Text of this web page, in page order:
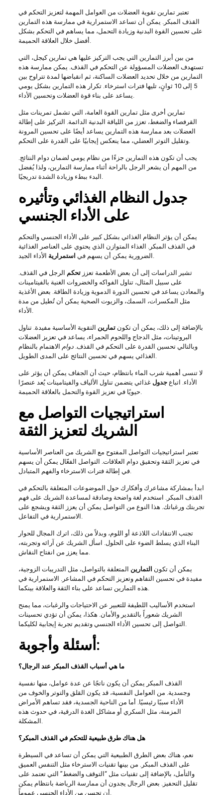
تعتبر تمارين تقوية العضلات من العوامل المهمة لتعزيز التحكم في
القذف المبكر. يمكن أن تساعد الاستمرارية في ممارسة هذه التمارين
على تحسين القوة البدنية وزيادة التحمل، مما يساهم في التحكم بشكل
أفضل خلال العلاقة الحميمة.
من بين أبرز التمارين التي يجب التركيز عليها هي تمارين كيجل، التي
تستهدف العضلات المسؤولة عن التحكم في القذف. يمكن ممارسة هذه
التمارين من خلال تحديد العضلات الساكنة، ثم انقباضها لمدة تتراوح بين
5 إلى 10 ثوانٍ، تليها فترات استرخاء. تكرار هذه التمارين بشكل يومي
يساعد على بناء قوة العضلات وتحسين الأداء.
تمارين أخرى مثل تمارين القوة العامة، التي تشمل تمرينات مثل
القرفصاء والضغط، تعزز من اللياقة البدنية الدائمة. التركيز على إطالة
العضلات بعد ممارسة هذه التمارين يساعد أيضًا على تحسين المرونة
وتقليل التوتر العضلي، مما ينعكس إيجابيًا على القدرة على التحكم.
يجب أن تكون هذه التمارين جزءًا من نظام يومي لضمان دوام النتائج.
من المهم أن يشعر الرجل بالراحة أثناء ممارسة التمارين، ولذا يُفضل
البدء ببطء وزيادة الشدة تدريجيًا.
جدول النظام الغذائي وتأثيره
على الأداء الجنسي
يمكن أن يؤثر النظام الغذائي بشكل كبير على الأداء الجنسي والتحكم
في القذف المبكر. الغذاء المتوازن الذي يحتوي على العناصر الغذائية
الضرورية يمكن أن يسهم في استمرارية الأداء الجيد.
تشير الدراسات إلى أن بعض الأطعمة تعززتحكم الرجل في القذف.
على سبيل المثال، تناول الفواكه والخضروات الغنية بالفيتامينات
والمعادن يساعد في تحسين الدورة الدموية وزيادة الطاقة. بعض الأغذية
مثل المكسرات، السمك، والزيوت الصحية يمكن أن تُطيل من مدة
الأداء.
بالإضافة إلى ذلك، يمكن أن تكونتمارين التقوية الأساسية مفيدة. تناول
البروتينات، مثل الدجاج واللحوم الحمراء، يساعد في تعزيز العضلات
وبالتالي تحسين القدرة على التحكم في القذف.دوام الاهتمام بالنظام
الغذائي يسهم في تحسين النتائج على المدى الطويل.
لا تنسى أهمية شرب الماء بانتظام، حيث أن الجفاف يمكن أن يؤثر على
الأداء. اتباعجدول غذائي يتضمن تناول الألياف والفيتامينات يُعد عنصرًا
حيويًا في تعزيز القوة والتحمل بالعلاقة الحميمة.
استراتيجيات التواصل مع
الشريك لتعزيز الثقة
تعتبر استراتيجيات التواصل المفتوح مع الشريك من العناصر الأساسية
في تعزيز الثقة وتحقيق دوام العلاقات. التواصل الفعّال يمكن أن يسهم
في إطالة فترات الاسترخاء والفهم المتبادل.
ابدأ بمشاركة مشاعرك وأفكارك حول الموضوعات المتعلقة بالتحكم في
القذف المبكر. استخدم لغة واضحة وصادقة لمساعدة الشريك على فهم
تجربتك ورغباتك. هذا النوع من التواصل يمكن أن يعزز الثقة ويشجع على
الاستمرارية في التفاعل.
تجنب الانتقادات اللاذعة أو اللوم، وبدلاً من ذلك، اترك المجال للحوار
البناء الذي يسلط الضوء على الحلول. اسأل الشريك عن آرائه وتجربته،
مما يعزز من انفتاح النقاش.
يمكن أن تكون التمارين المتعلقة بالتواصل، مثل التدريبات الزوجية،
مفيدة في تحسين التفاهم وتعزيز التحكم في المشاعر. الاستمرارية في
هذه التمارين تساعد على بناء الثقة والعلاقة بينكما.
استخدم الأساليب اللطيفة للتعبير عن الاحتياجات والرغبات، مما يمنح
الشريك شعوراً بالتقدير والأمان. هكذا، يمكن أن تؤدي تحسينات
التواصل إلى تحسين الأداء الجنسي وتقديم تجربة إيجابية لكليكما.
أسئلة وأجوبة:
ما هي أسباب القذف المبكر عند الرجال؟
القذف المبكر يمكن أن يكون ناتجًا عن عدة عوامل، منها نفسية
وجسدية. من العوامل النفسية، قد يكون القلق والتوتر والخوف من
الأداء سببًا رئيسيًا. أما من الناحية الجسدية، فقد تساهم الأمراض
المزمنة، مثل السكري أو مشاكل الغدة الدرقية، في حدوث هذه
المشكلة.
هل هناك طرق طبيعية للتحكم في القذف المبكر؟
نعم، هناك بعض الطرق الطبيعية التي يمكن أن تساعد في السيطرة
على القذف المبكر. من بينها تقنيات الاسترخاء مثل التنفس العميق
والتأمل، بالإضافة إلى تقنيات مثل “التوقف والضغط” التي تعتمد على
تقليل التحفيز. بعض الرجال يجدون أن ممارسة الرياضة بانتظام يمكن
أن تحسن من الأداء الجنسي عموماً.